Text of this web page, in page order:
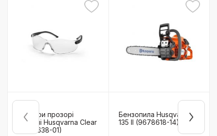
Окуляри прозорі
захисні Husqvarna Clear
(5449638-01)
Бензопила Husqvarna
135 II (9678618-14)